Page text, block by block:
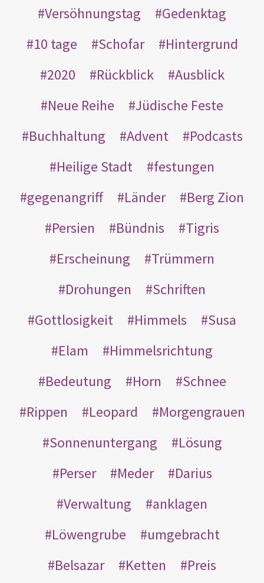
Versöhnungstag
Gedenktag
10 tage
Schofar
Hintergrund
2020
Rückblick
Ausblick
Neue Reihe
Jüdische Feste
Buchhaltung
Advent
Podcasts
Heilige Stadt
festungen
gegenangriff
Länder
Berg Zion
Persien
Bündnis
Tigris
Erscheinung
Trümmern
Drohungen
Schriften
Gottlosigkeit
Himmels
Susa
Elam
Himmelsrichtung
Bedeutung
Horn
Schnee
Rippen
Leopard
Morgengrauen
Sonnenuntergang
Lösung
Perser
Meder
Darius
Verwaltung
anklagen
Löwengrube
umgebracht
Belsazar
Ketten
Preis